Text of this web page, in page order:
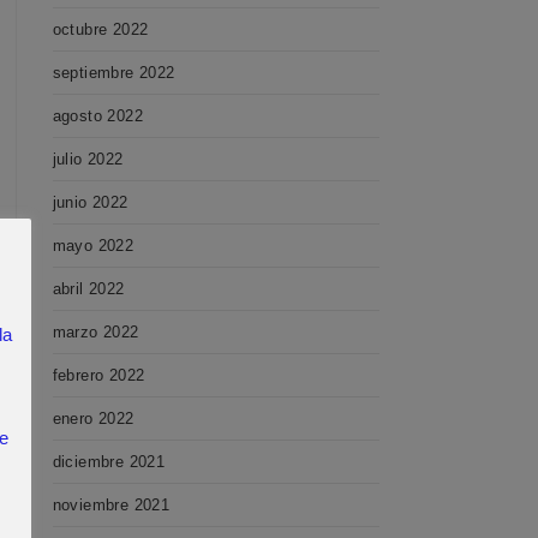
octubre 2022
septiembre 2022
agosto 2022
julio 2022
junio 2022
mayo 2022
abril 2022
marzo 2022
febrero 2022
enero 2022
diciembre 2021
noviembre 2021